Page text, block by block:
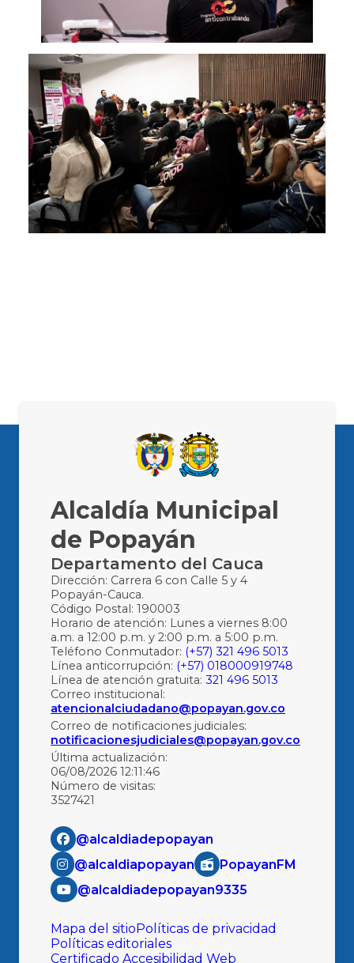
Alcaldía Municipal
de Popayán
Departamento del Cauca
Dirección: Carrera 6 con Calle 5 y 4
Popayán-Cauca.
Código Postal: 190003
Horario de atención: Lunes a viernes 8:00
a.m. a 12:00 p.m. y 2:00 p.m. a 5:00 p.m.
Teléfono Conmutador: (+57) 321 496 5013
Línea anticorrupción: (+57) 018000919748
Línea de atención gratuita: 321 496 5013
Correo institucional:
atencionalciudadano@popayan.gov.co
Correo de notificaciones judiciales:
notificacionesjudiciales@popayan.gov.co
Última actualización:
06/08/2026 12:11:46
Número de visitas:
3527421
@alcaldiadepopayan
@alcaldiapopayan
PopayanFM
@alcaldiadepopayan9335
Mapa del sitio Políticas de privacidad
Políticas editoriales
Certificado Accesibilidad Web